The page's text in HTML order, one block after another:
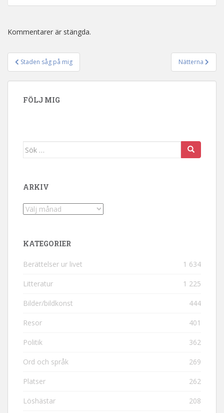
Kommentarer är stängda.
Inläggsnavigering
Staden såg på mig Nätterna
FÖLJ MIG
Sök efter:
ARKIV
Arkiv
KATEGORIER
Berättelser ur livet 1 634
Litteratur 1 225
Bilder/bildkonst 444
Resor 401
Politik 362
Ord och språk 269
Platser 262
Löshästar 208